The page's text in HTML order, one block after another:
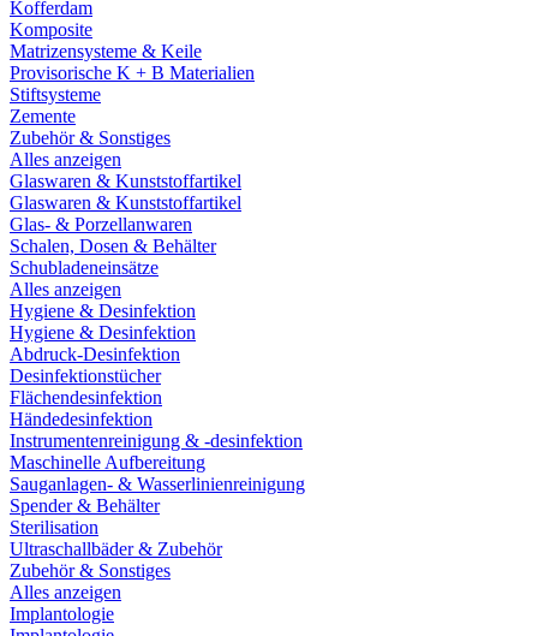
Kofferdam
Komposite
Matrizensysteme & Keile
Provisorische K + B Materialien
Stiftsysteme
Zemente
Zubehör & Sonstiges
Alles anzeigen
Glaswaren & Kunststoffartikel
Glaswaren & Kunststoffartikel
Glas- & Porzellanwaren
Schalen, Dosen & Behälter
Schubladeneinsätze
Alles anzeigen
Hygiene & Desinfektion
Hygiene & Desinfektion
Abdruck-Desinfektion
Desinfektionstücher
Flächendesinfektion
Händedesinfektion
Instrumentenreinigung & -desinfektion
Maschinelle Aufbereitung
Sauganlagen- & Wasserlinienreinigung
Spender & Behälter
Sterilisation
Ultraschallbäder & Zubehör
Zubehör & Sonstiges
Alles anzeigen
Implantologie